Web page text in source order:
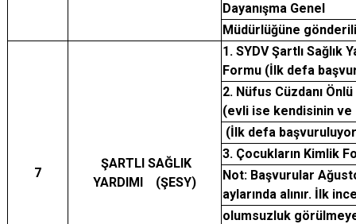
Dayanışma Genel
Müdürlüğüne
7
ŞARTLI SAĞLIK
YARDIMI (ŞESY)
1. SYDV Şartlı Sağlık
Formu (İlk defa
2. Nüfus Cüzdanı
(evli ise kendisinin ve
(İlk defa
3. Çocukların Kimlik
Not: Başvurular
aylarında alınır. İlk
olumsuzluk